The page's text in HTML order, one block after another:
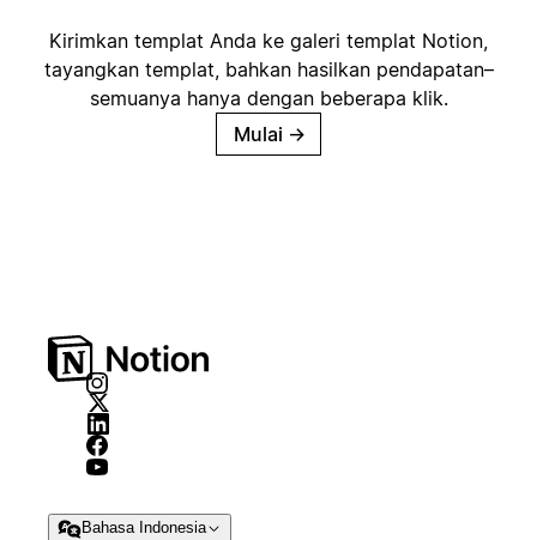
Kirimkan templat Anda ke galeri templat Notion,
tayangkan templat, bahkan hasilkan pendapatan–
semuanya hanya dengan beberapa klik.
Mulai →
Bahasa Indonesia